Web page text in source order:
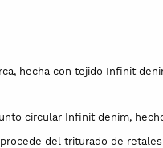
hecha con tejido Infinit
circular Infinit denim,
del triturado de